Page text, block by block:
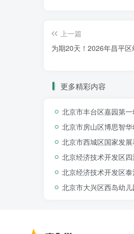
统一通过“
网址：
信息采集阶
选择幼儿园
填报提示：
上一篇
为期20天！2026年昌平
更多精彩内容
北京市丰台区嘉园第
北京市房山区博思智
北京市西城区国家发
北京经济技术开发区
北京经济技术开发区
北京市大兴区西岛幼